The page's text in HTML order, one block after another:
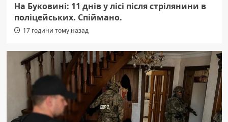
На Буковині: 11 днів у лісі після стрілянини в
поліцейських. Спіймано.
17 години тому назад